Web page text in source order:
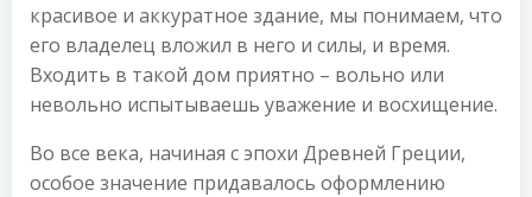
красивое и аккуратное здание, мы понимаем, что
его владелец вложил в него и силы, и время.
Входить в такой дом приятно – вольно или
невольно испытываешь уважение и восхищение.
Во все века, начиная с эпохи Древней Греции,
особое значение придавалось оформлению